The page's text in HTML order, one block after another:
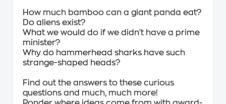
How much bamboo can a giant panda eat?
Do aliens exist?
What we would do if we didn't have a prime
minister?
Why do hammerhead sharks have such
strange-shaped heads?
Find out the answers to these curious
questions and much, much more!